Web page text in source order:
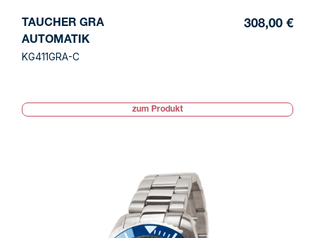
TAUCHER GRA
AUTOMATIK
KG411GRA-C
308,00 €
zum Produkt